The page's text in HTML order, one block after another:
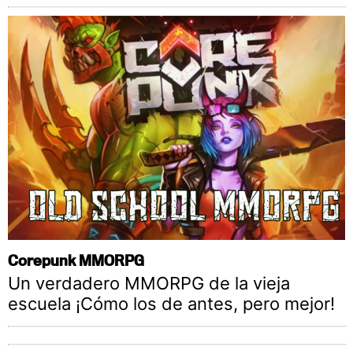
Corepunk MMORPG
Un verdadero MMORPG de la vieja
escuela ¡Cómo los de antes, pero mejor!